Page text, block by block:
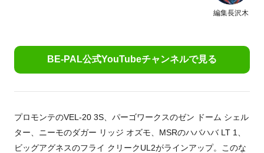
編集長沢木
BE-PAL公式YouTubeチャンネルで見る
プロモンテのVEL-20 3S、パーゴワークスのゼン ドーム シェル
ター、ニーモのダガー リッジ オズモ、MSRのハバハバ LT 1、
ビッグアグネスのフライ クリークUL2がラインアップ。このな